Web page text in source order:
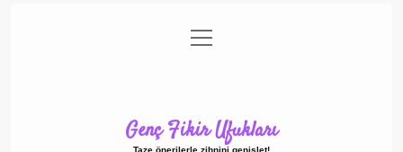
Gizlilik Politikası
menüyü
aç
Genç Fikir Ufukları
Taze önerilerle zihnini genişlet!